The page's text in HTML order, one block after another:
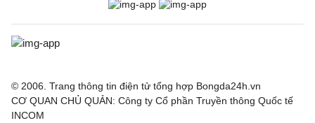
© 2006. Trang thông tin điện tử tổng hợp Bongda24h.vn
CƠ QUAN CHỦ QUẢN: Công ty Cổ phần Truyền thông Quốc tế
INCOM